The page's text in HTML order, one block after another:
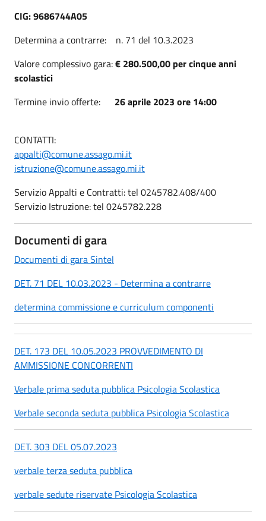
CIG: 9686744A05
Determina a contrarre: n. 71 del 10.3.2023
Valore complessivo gara:€ 280.500,00 per cinque anni
scolastici
Termine invio offerte:
26 aprile 2023 ore 14:00
CONTATTI:
appalti@comune.assago.mi.it
istruzione@comune.assago.mi.it
Servizio Appalti e Contratti: tel 0245782.408/400
Servizio Istruzione: tel 0245782.228
Documenti di gara
Documenti di gara Sintel
DET. 71 DEL 10.03.2023 - Determina a contrarre
determina commissione e curriculum componenti
DET. 173 DEL 10.05.2023 PROVVEDIMENTO DI
AMMISSIONE CONCORRENTI
Verbale prima seduta pubblica Psicologia Scolastica
Verbale seconda seduta pubblica Psicologia Scolastica
DET. 303 DEL 05.07.2023
verbale terza seduta pubblica
verbale sedute riservate Psicologia Scolastica